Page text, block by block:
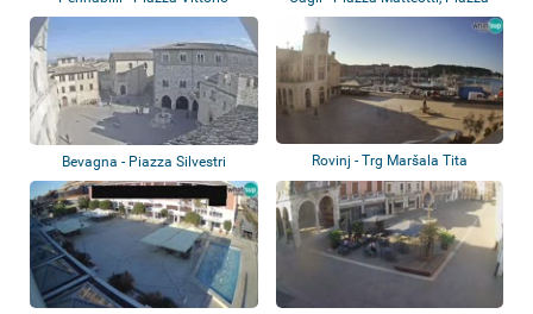
Emanuele II
Papa Ni...
Bevagna - Piazza Silvestri Rovinj - Trg Maršala Tita